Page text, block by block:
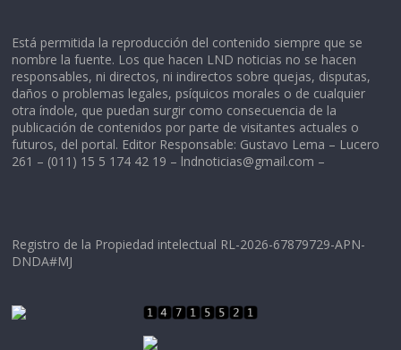
Está permitida la reproducción del contenido siempre que se
nombre la fuente. Los que hacen LND noticias no se hacen
responsables, ni directos, ni indirectos sobre quejas, disputas,
daños o problemas legales, psíquicos morales o de cualquier
otra índole, que puedan surgir como consecuencia de la
publicación de contenidos por parte de visitantes actuales o
futuros, del portal. Editor Responsable: Gustavo Lema – Lucero
261 – (011) 15 5 174 42 19 – lndnoticias@gmail.com –
Registro de la Propiedad intelectual RL-2026-67879729-APN-
DNDA#MJ